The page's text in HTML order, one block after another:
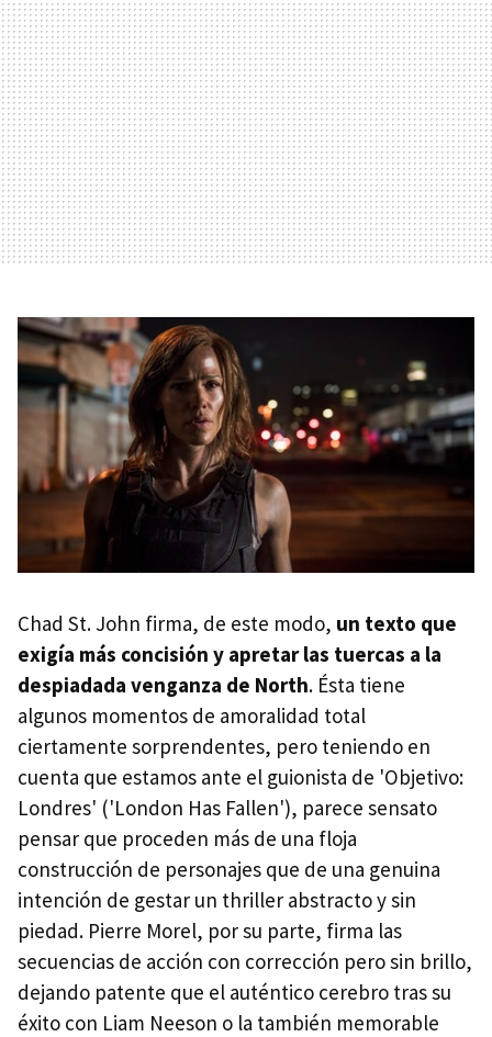
Chad St. John firma, de este modo, un texto que
exigía más concisión y apretar las tuercas a la
despiadada venganza de North. Ésta tiene
algunos momentos de amoralidad total
ciertamente sorprendentes, pero teniendo en
cuenta que estamos ante el guionista de 'Objetivo:
Londres' ('London Has Fallen'), parece sensato
pensar que proceden más de una floja
construcción de personajes que de una genuina
intención de gestar un thriller abstracto y sin
piedad. Pierre Morel, por su parte, firma las
secuencias de acción con corrección pero sin brillo,
dejando patente que el auténtico cerebro tras su
éxito con Liam Neeson o la también memorable